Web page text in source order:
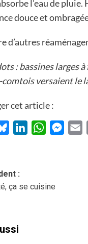
l’eau de
douce et
d’autres
: bassines larges
comtois versaient le
cet article :
BlueskyLinkedInWhatsApp
:
ça se cuisine